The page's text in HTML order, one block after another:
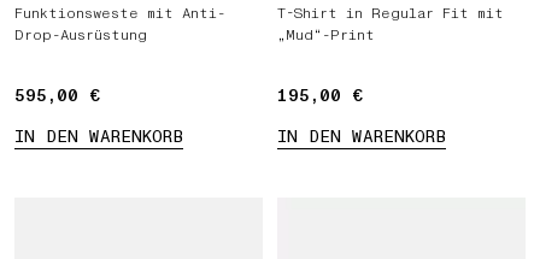
Funktionsweste mit Anti-
Drop-Ausrüstung
595,00 €
595,00 €
IN DEN WARENKORB
T-Shirt in Regular Fit mit
„Mud“-Print
195,00 €
195,00 €
IN DEN WARENKORB